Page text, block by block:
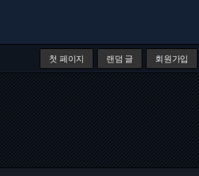
첫 페이지 랜덤 글 회원가입